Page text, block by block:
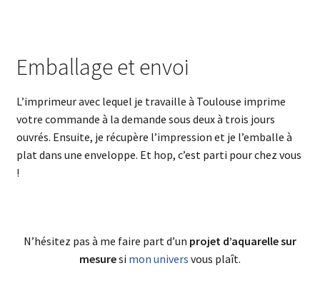
Emballage et envoi
L’imprimeur avec lequel je travaille à Toulouse imprime
votre commande à la demande sous deux à trois jours
ouvrés. Ensuite, je récupère l’impression et je l’emballe à
plat dans une enveloppe. Et hop, c’est parti pour chez vous
!
N’hésitez pas à me faire part d’un projet d’aquarelle sur
mesuresi mon univers vous plaît.